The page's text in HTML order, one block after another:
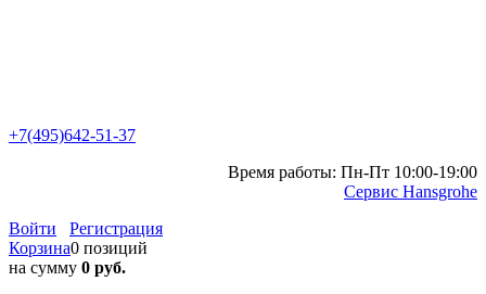
+7(495)642-51-37
Время работы: Пн-Пт 10:00-19:00
Сервис Hansgrohe
Войти
Регистрация
Корзина0 позиций
на сумму 0 руб.